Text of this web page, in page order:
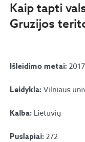
Kaip tapti
Gruzijos
Išleidimo metai: 2017
Leidykla: Vilniaus
Kalba: Lietuvių
Puslapiai: 272